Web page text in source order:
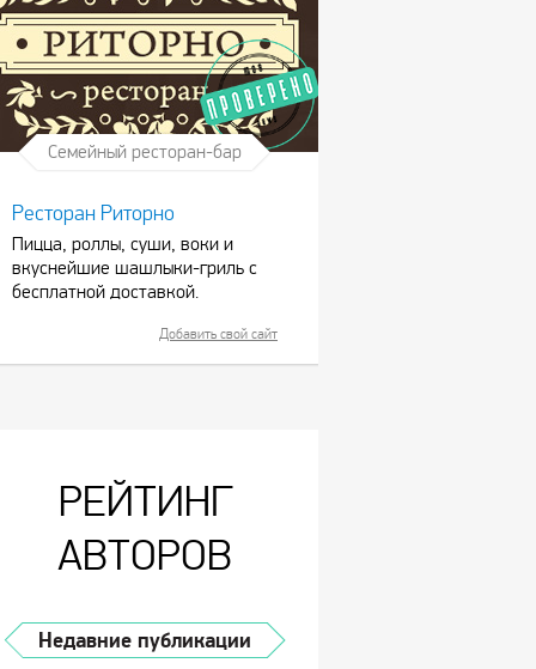
Семейный ресторан-бар
Ресторан Риторно
Пицца, роллы, суши, воки и
вкуснейшие шашлыки-гриль с
бесплатной доставкой.
Добавить свой сайт
РЕЙТИНГ
АВТОРОВ
Недавние публикации